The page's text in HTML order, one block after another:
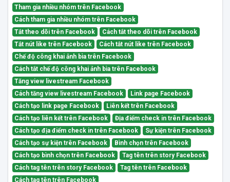
Tham gia nhiều nhóm trên Facebook
Cách tham gia nhiều nhóm trên Facebook
Tắt theo dõi trên Facebook
Cách tắt theo dõi trên Facebook
Tắt nút like trên Facebook
Cách tắt nút like trên Facebook
Chế độ công khai ảnh bìa trên Facebook
Cách tắt chế độ công khai ảnh bìa trên Facebook
Tăng view livestream Facebook
Cách tăng view livestream Facebook
Link page Facebook
Cách tạo link page Facebook
Liên kết trên Facebook
Cách tạo liên kết trên Facebook
Địa điểm check in trên Facebook
Cách tạo địa điểm check in trên Facebook
Sự kiện trên Facebook
Cách tạo sự kiện trên Facebook
Bình chọn trên Facebook
Cách tạo bình chọn trên Facebook
Tag tên trên story Facebook
Cách tag tên trên story Facebook
Tag tên trên Facebook
Cách tag tên trên Facebook